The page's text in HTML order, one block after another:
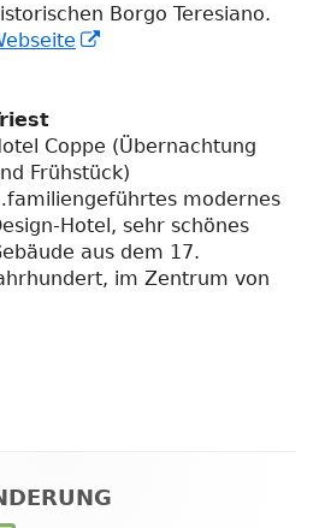
Borgo Teresiano.
Coppe (Übernachtung
Frühstück)
modernes
Hotel, sehr schönes
aus dem 17.
im Zentrum von